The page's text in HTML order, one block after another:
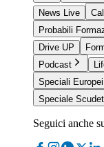
News Live
Probabili
Drive UP
Podcast
Speciali Europei
Speciale
Seguici anche